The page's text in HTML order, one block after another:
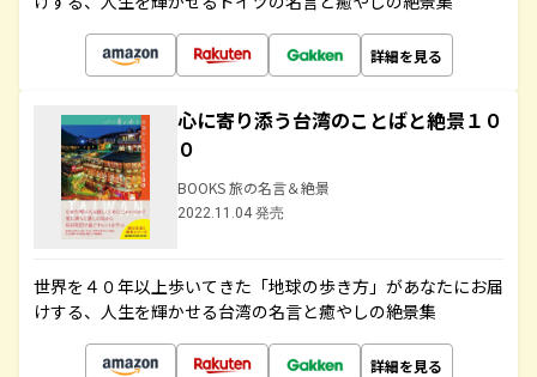
詳細を見る
心に寄り添う台湾のことばと絶景１０
０
BOOKS 旅の名言＆絶景
2022.11.04 発売
世界を４０年以上歩いてきた「地球の歩き方」があなたにお届
けする、人生を輝かせる台湾の名言と癒やしの絶景集
詳細を見る